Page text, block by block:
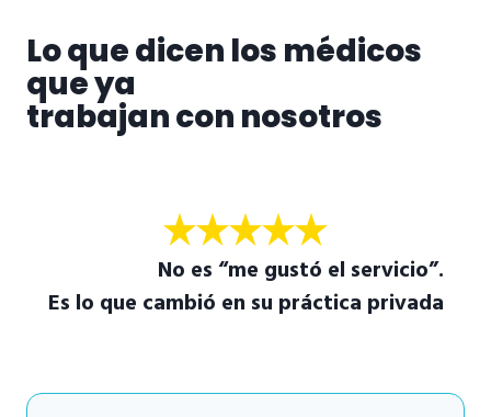
Lo que dicen los médicos
que ya
trabajan con nosotros
No es “me gustó el servicio”.
Es lo que cambió en su práctica privada